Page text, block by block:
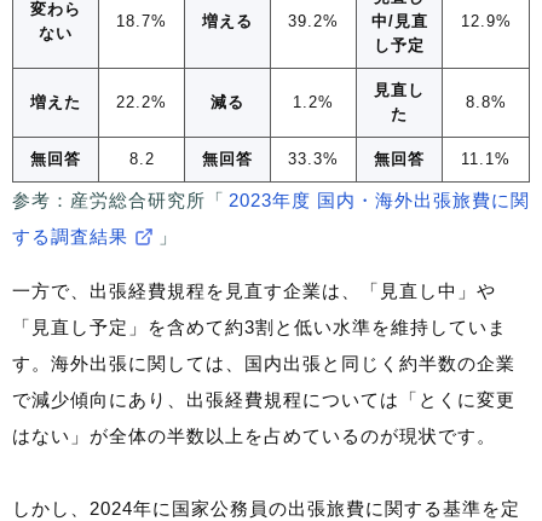
変わら
ない
18.7% 増える 39.2%
中/見直
し予定
12.9%
増えた 22.2% 減る 1.2%
見直し
た
8.8%
無回答 8.2 無回答 33.3% 無回答 11.1%
参考：産労総合研究所「 2023年度 国内・海外出張旅費に関
する調査結果
」
一方で、出張経費規程を見直す企業は、「見直し中」や
「見直し予定」を含めて約3割と低い水準を維持していま
す。海外出張に関しては、国内出張と同じく約半数の企業
で減少傾向にあり、出張経費規程については「とくに変更
はない」が全体の半数以上を占めているのが現状です。
しかし、2024年に国家公務員の出張旅費に関する基準を定